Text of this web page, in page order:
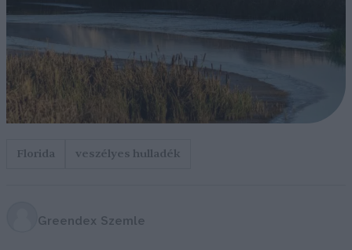
Florida veszélyes hulladék
Greendex Szemle